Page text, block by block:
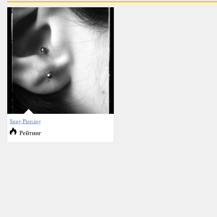
Snug Piercing
Рейтинг